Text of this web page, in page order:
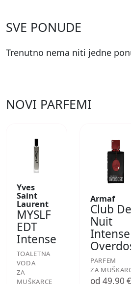
SVE PONUDE
Trenutno nema niti jedne
NOVI PARFEMI
Yves
Saint
Laurent
MYSLF
EDT
Intense
TOALETNA
VODA
ZA
MUŠKARCE
Armaf
Club De
Nuit
Intense
PARFEM
ZA
od 49,90 €